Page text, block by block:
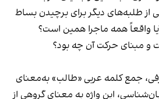
از طلبه‌های دیگر برای برچیدن بساط
واقعاً همه ماجرا همین است؟
و مبنای حرکت آن چه بود؟
جمع کلمه عربی «طالب» به‌معنای
این واژه به معنای گروهی از